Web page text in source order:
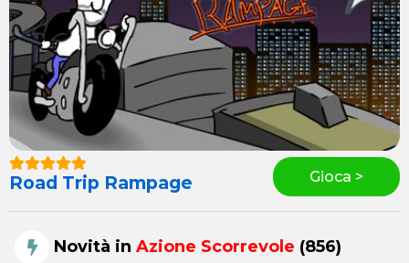
Road Trip Rampage Gioca >
Novità in Azione Scorrevole (856)